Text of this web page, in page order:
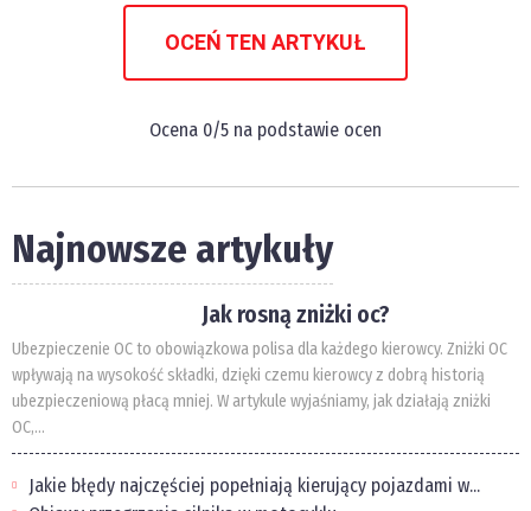
OCEŃ TEN ARTYKUŁ
Ocena 0/5 na podstawie ocen
Najnowsze artykuły
Jak rosną zniżki oc?
Ubezpieczenie OC to obowiązkowa polisa dla każdego kierowcy. Zniżki OC
wpływają na wysokość składki, dzięki czemu kierowcy z dobrą historią
ubezpieczeniową płacą mniej. W artykule wyjaśniamy, jak działają zniżki
OC,...
Jakie błędy najczęściej popełniają kierujący pojazdami w...